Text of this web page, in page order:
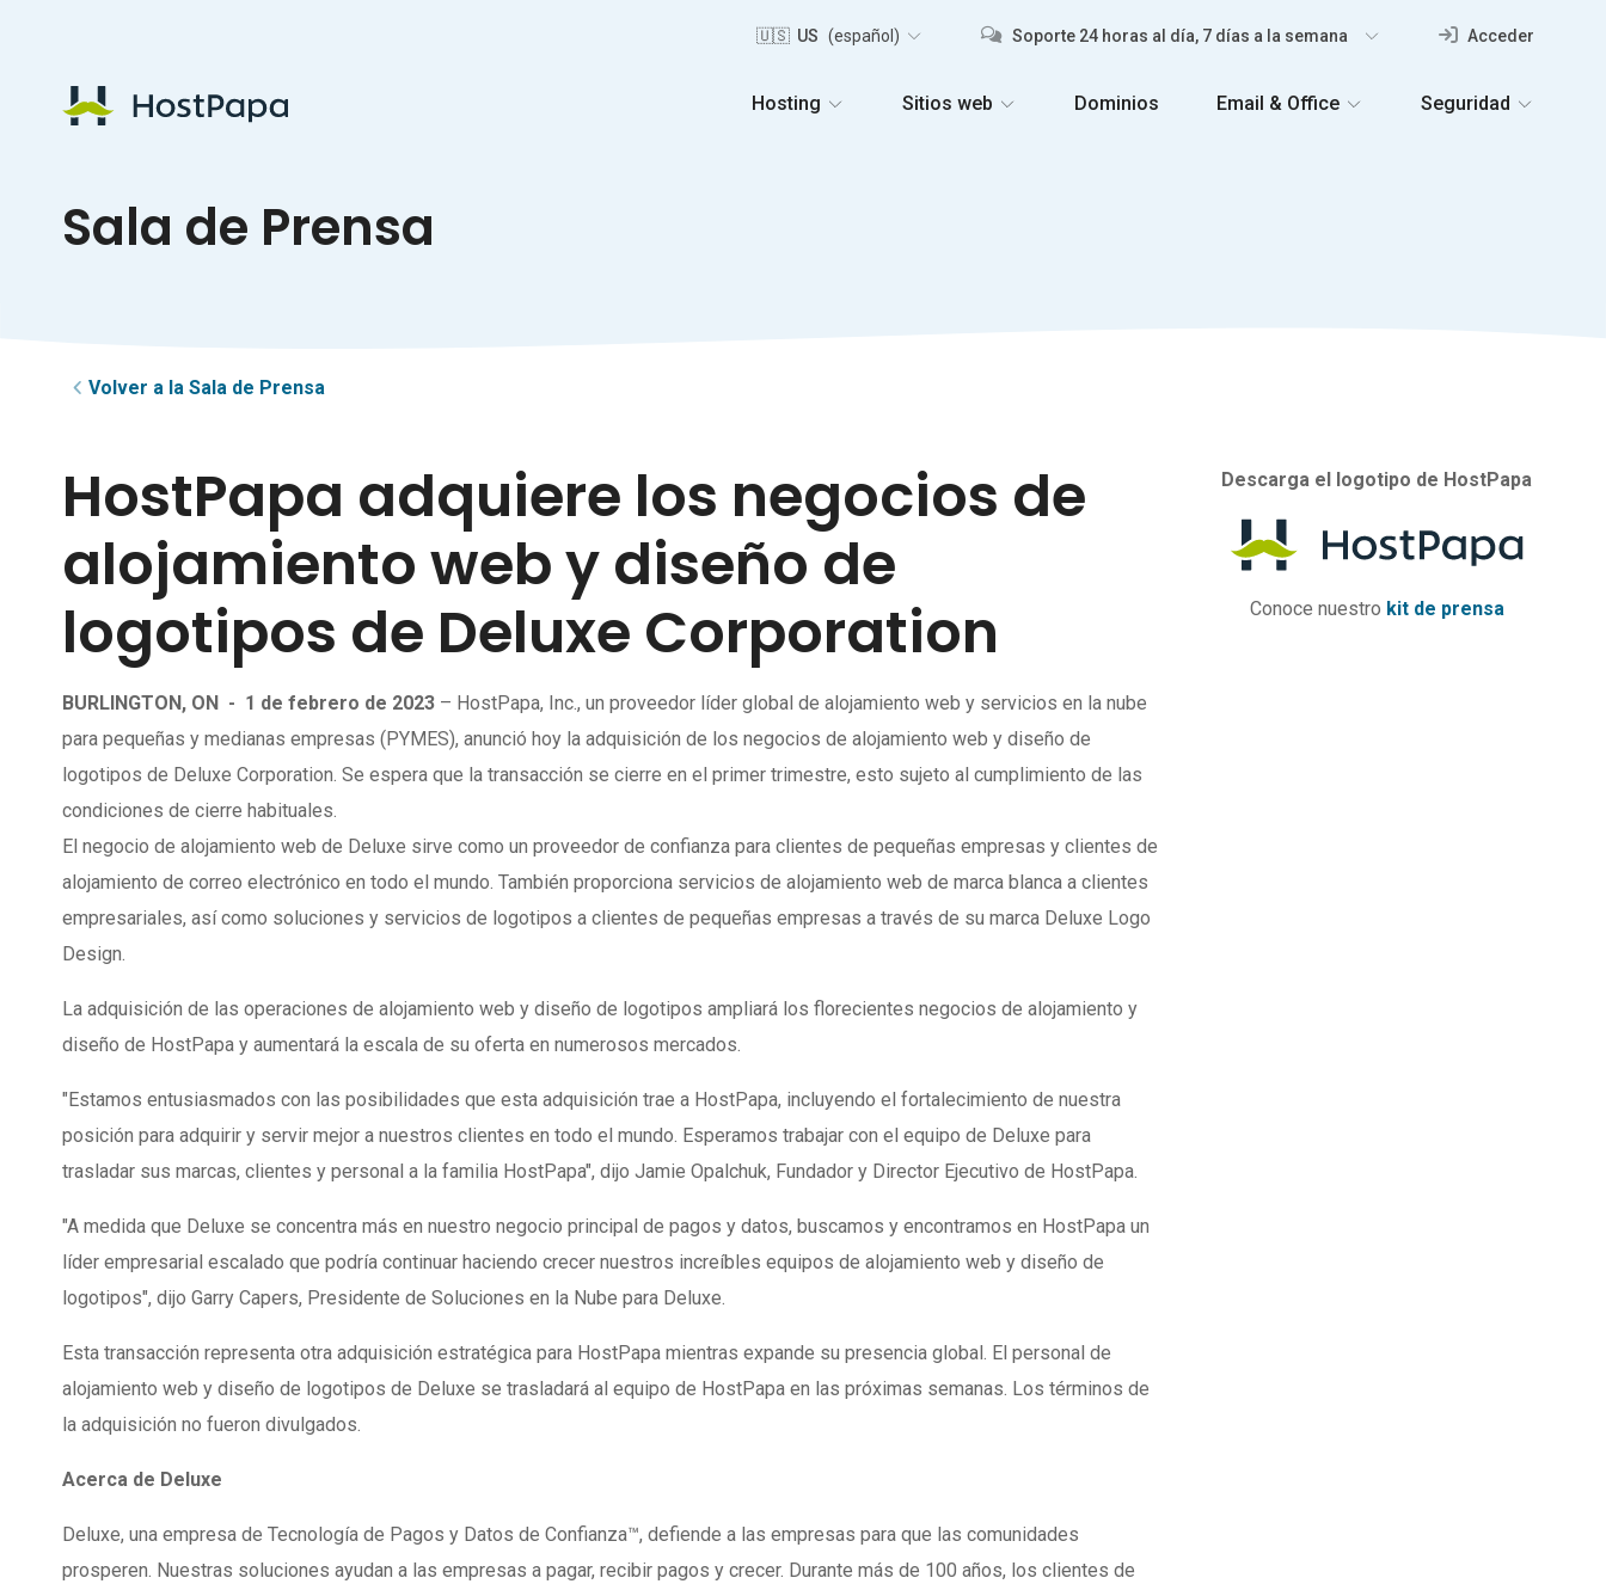
🇺🇸 US (español) Soporte 24 horas al día, 7 días a la semana Acceder
Logotipo de HostPapa
Hosting Sitios web Dominios Email & Office Seguridad
Sala de Prensa
Volver a la Sala de Prensa
HostPapa adquiere los negocios de
alojamiento web y diseño de
logotipos de Deluxe Corporation
BURLINGTON, ON - 1 de febrero de 2023 – HostPapa, Inc., un proveedor líder global de alojamiento web y servicios en la nube
para pequeñas y medianas empresas (PYMES), anunció hoy la adquisición de los negocios de alojamiento web y diseño de
logotipos de Deluxe Corporation. Se espera que la transacción se cierre en el primer trimestre, esto sujeto al cumplimiento de las
condiciones de cierre habituales.
El negocio de alojamiento web de Deluxe sirve como un proveedor de confianza para clientes de pequeñas empresas y clientes de
alojamiento de correo electrónico en todo el mundo. También proporciona servicios de alojamiento web de marca blanca a clientes
empresariales, así como soluciones y servicios de logotipos a clientes de pequeñas empresas a través de su marca Deluxe Logo
Design.
La adquisición de las operaciones de alojamiento web y diseño de logotipos ampliará los florecientes negocios de alojamiento y
diseño de HostPapa y aumentará la escala de su oferta en numerosos mercados.
"Estamos entusiasmados con las posibilidades que esta adquisición trae a HostPapa, incluyendo el fortalecimiento de nuestra
posición para adquirir y servir mejor a nuestros clientes en todo el mundo. Esperamos trabajar con el equipo de Deluxe para
trasladar sus marcas, clientes y personal a la familia HostPapa", dijo Jamie Opalchuk, Fundador y Director Ejecutivo de HostPapa.
"A medida que Deluxe se concentra más en nuestro negocio principal de pagos y datos, buscamos y encontramos en HostPapa un
líder empresarial escalado que podría continuar haciendo crecer nuestros increíbles equipos de alojamiento web y diseño de
logotipos", dijo Garry Capers, Presidente de Soluciones en la Nube para Deluxe.
Esta transacción representa otra adquisición estratégica para HostPapa mientras expande su presencia global. El personal de
alojamiento web y diseño de logotipos de Deluxe se trasladará al equipo de HostPapa en las próximas semanas. Los términos de
la adquisición no fueron divulgados.
Acerca de Deluxe
Deluxe, una empresa de Tecnología de Pagos y Datos de Confianza™, defiende a las empresas para que las comunidades
prosperen. Nuestras soluciones ayudan a las empresas a pagar, recibir pagos y crecer. Durante más de 100 años, los clientes de
Descarga el logotipo de HostPapa
Conoce nuestro kit de prensa